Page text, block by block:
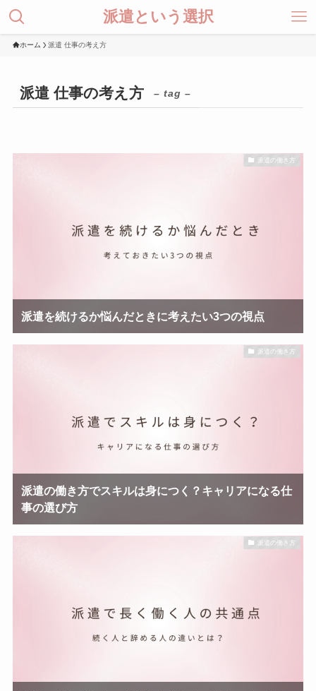
派遣という選択
ホーム 派遣 仕事の考え方
派遣 仕事の考え方 – tag –
派遣の働き方
派遣を続けるか悩んだときに考えたい3つの視点
派遣の働き方
派遣の働き方でスキルは身につく？キャリアになる仕
事の選び方
派遣の働き方